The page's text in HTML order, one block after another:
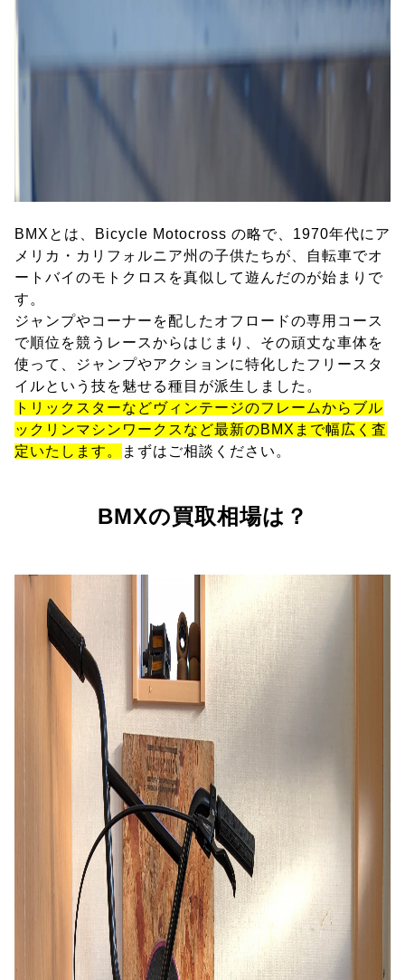
BMXとは、Bicycle Motocross の略で、1970年代にア
メリカ・カリフォルニア州の子供たちが、自転車でオ
ートバイのモトクロスを真似して遊んだのが始まりで
す。
ジャンプやコーナーを配したオフロードの専用コース
で順位を競うレースからはじまり、その頑丈な車体を
使って、ジャンプやアクションに特化したフリースタ
イルという技を魅せる種目が派生しました。
トリックスターなどヴィンテージのフレームからブル
ックリンマシンワークスなど最新のBMXまで幅広く査
定いたします。
まずはご相談ください。
BMXの買取相場は？